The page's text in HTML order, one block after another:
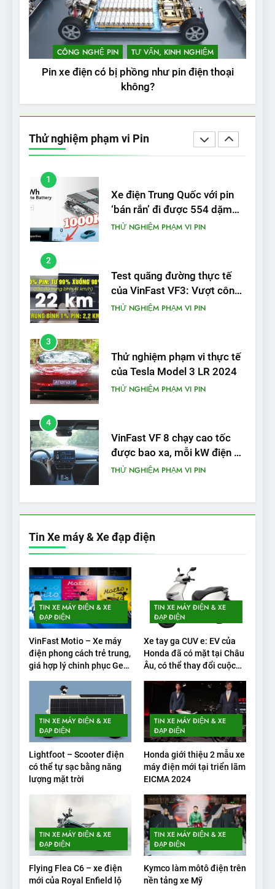
CÔNG NGHỆ PIN TƯ VẤN, KINH NGHIỆM
Pin xe điện có bị phồng như pin điện thoại
không?
Thử nghiệm phạm vi Pin
VinFast VF 8 chạy cao tốc
được bao xa, mỗi kW điện đi
được bao nhiêu km?
THỬ NGHIỆM PHẠM VI PIN
VinFast VF 5 di chuyển được
bao nhiêu km sau mỗi lần
sạc đầy?
THỬ NGHIỆM PHẠM VI PIN
1
Xe điện Trung Quốc với pin
‘bán rắn’ đi được 554 dặm
trong bài kiểm tra phạm vi
THỬ NGHIỆM PHẠM VI PIN
2
Test quãng đường thực tế
của VinFast VF3: Vượt công
bố từ nhà sản xuất
THỬ NGHIỆM PHẠM VI PIN
3
Thử nghiệm phạm vi thực tế
của Tesla Model 3 LR 2024
THỬ NGHIỆM PHẠM VI PIN
4
VinFast VF 8 chạy cao tốc
được bao xa, mỗi kW điện đi
được bao nhiêu km?
THỬ NGHIỆM PHẠM VI PIN
5
bao nhiêu km sau mỗi lần
THỬ NGHIỆM PHẠM VI PIN
1
Xe điện Trung Quốc với pin
‘bán rắn’ đi được 554 dặm
trong bài kiểm tra phạm vi
2
Test quãng đường thực tế
của VinFast VF3: Vượt công
bố từ nhà sản xuất
THỬ NGHIỆM PHẠM VI PIN
Thử nghiệm phạm vi thực tế
của Tesla Model 3 LR 2024
THỬ NGHIỆM PHẠM VI PIN
4
VinFast VF 8 chạy cao tốc
được bao xa, mỗi kW điện đi
được bao nhiêu km?
THỬ NGHIỆM PHẠM VI PIN
Tin Xe máy & Xe đạp điện
TIN XE MÁY ĐIỆN & XE
ĐẠP ĐIỆN
VinFast Motio – Xe máy
điện phong cách trẻ trung,
giá hợp lý chinh phục Gen
TIN XE MÁY ĐIỆN & XE
ĐẠP ĐIỆN
Xe tay ga CUV e: EV của
Honda đã có mặt tại Châu
Âu, có thể thay đổi cuộc
TIN XE MÁY ĐIỆN & XE
ĐẠP ĐIỆN
Lightfoot – Scooter điện
có thể tự sạc bằng năng
lượng mặt trời
TIN XE MÁY ĐIỆN & XE
ĐẠP ĐIỆN
Honda giới thiệu 2 mẫu xe
máy điện mới tại triển lãm
EICMA 2024
TIN XE MÁY ĐIỆN & XE
ĐẠP ĐIỆN
Flying Flea C6 – xe điện
mới của Royal Enfield lộ
TIN XE MÁY ĐIỆN & XE
ĐẠP ĐIỆN
Kymco làm môtô điện trên
nền tảng xe Mỹ